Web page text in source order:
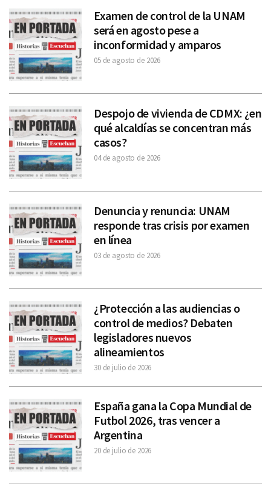
Examen de control de la UNAM
será en agosto pese a
inconformidad y amparos
05 de agosto de 2026
Despojo de vivienda de CDMX: ¿en
qué alcaldías se concentran más
casos?
04 de agosto de 2026
Denuncia y renuncia: UNAM
responde tras crisis por examen
en línea
03 de agosto de 2026
¿Protección a las audiencias o
control de medios? Debaten
legisladores nuevos
alineamientos
30 de julio de 2026
España gana la Copa Mundial de
Futbol 2026, tras vencer a
Argentina
20 de julio de 2026